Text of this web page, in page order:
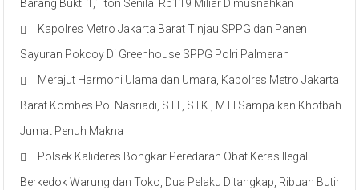
Barang Bukti 1,1 ton Senilai Rp119 Miliar Dimusnahkan
Kapolres Metro Jakarta Barat Tinjau SPPG dan Panen
Sayuran Pokcoy Di Greenhouse SPPG Polri Palmerah
Merajut Harmoni Ulama dan Umara, Kapolres Metro Jakarta
Barat Kombes Pol Nasriadi, S.H., S.I.K., M.H Sampaikan Khotbah
Jumat Penuh Makna
Polsek Kalideres Bongkar Peredaran Obat Keras Ilegal
Berkedok Warung dan Toko, Dua Pelaku Ditangkap, Ribuan Butir